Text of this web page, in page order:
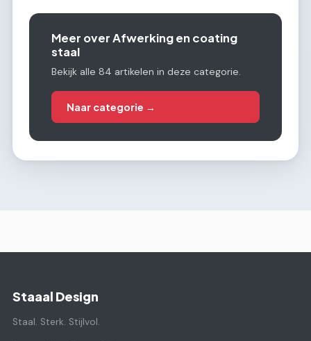
Meer over Afwerking en coating
staal
Bekijk alle 84 artikelen in deze categorie.
Naar categorie →
Staaal Design
Staal. Sterk. Stijlvol.